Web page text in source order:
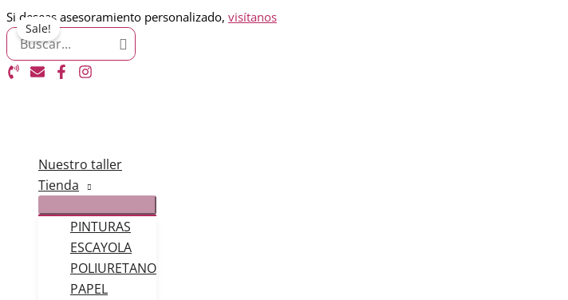
Ir
al
contenido
Si deseas asesoramiento personalizado, visítanos
Search
for:
Nuestro taller
Tienda
PINTURAS
ESCAYOLA
POLIURETANO
PAPEL
Sale!